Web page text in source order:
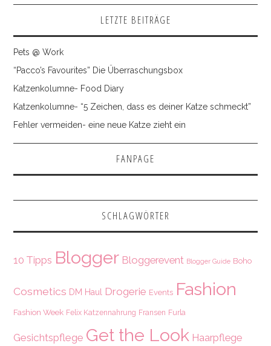
LETZTE BEITRÄGE
Pets @ Work
“Pacco’s Favourites” Die Überraschungsbox
Katzenkolumne- Food Diary
Katzenkolumne- “5 Zeichen, dass es deiner Katze schmeckt”
Fehler vermeiden- eine neue Katze zieht ein
FANPAGE
SCHLAGWÖRTER
10 Tipps Blogger Bloggerevent Blogger Guide Boho
Cosmetics DM Haul Drogerie Events Fashion
Fashion Week Felix Katzennahrung Fransen Furla
Gesichtspflege Get the Look Haarpflege